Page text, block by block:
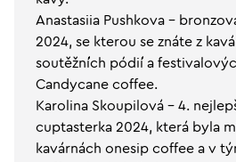
Anastasiia Pushkova -
2024, se kterou se znáte z
soutěžních pódií a
Candycane coffee.
Karolina Skoupilová - 4.
cuptasterka 2024, která byla
kavárnách onesip coffee a v